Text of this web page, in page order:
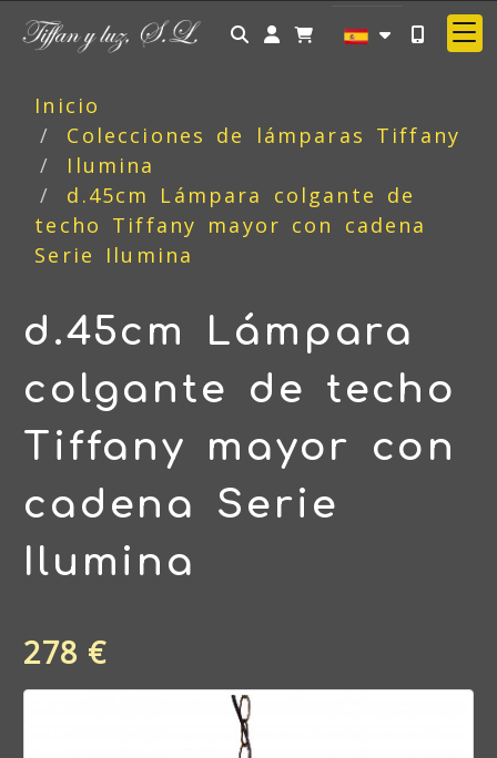
Identifícate
Inicio
Colecciones de lámparas Tiffany
Ilumina
d.45cm Lámpara colgante de
techo Tiffany mayor con cadena
Serie Ilumina
d.45cm Lámpara
colgante de techo
Tiffany mayor con
cadena Serie
Ilumina
278 €